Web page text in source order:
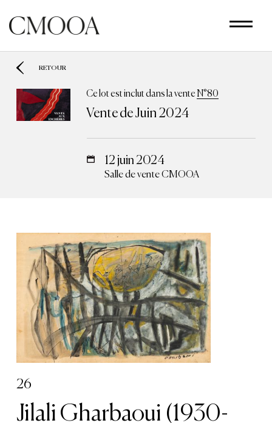
contenu
principal
RETOUR
Ce lot est inclut dans la vente N°80
Vente de Juin 2024
12 juin 2024
Salle de vente CMOOA
26
Jilali Gharbaoui (1930-